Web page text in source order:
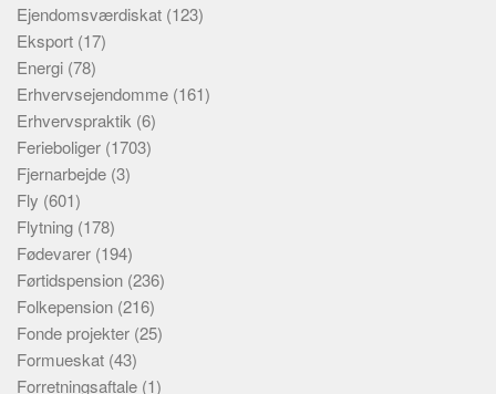
Ejendomsværdiskat (123)
Eksport (17)
Energi (78)
Erhvervsejendomme (161)
Erhvervspraktik (6)
Ferieboliger (1703)
Fjernarbejde (3)
Fly (601)
Flytning (178)
Fødevarer (194)
Førtidspension (236)
Folkepension (216)
Fonde projekter (25)
Formueskat (43)
Forretningsaftale (1)